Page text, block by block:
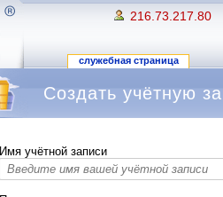
216.73.217.80
служебная страница
Создать учётную
Имя учётной записи